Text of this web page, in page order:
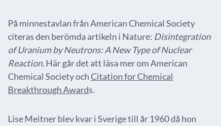
På minnestavlan från American Chemical Society
citeras den berömda artikeln i Nature: Disintegration
of Uranium by Neutrons: A New Type of Nuclear
Reaction.Här går det att läsa mer om American
Chemical Society ochCitation for Chemical
Breakthrough Awards.
Lise Meitner blev kvar i Sverige till år 1960 då hon